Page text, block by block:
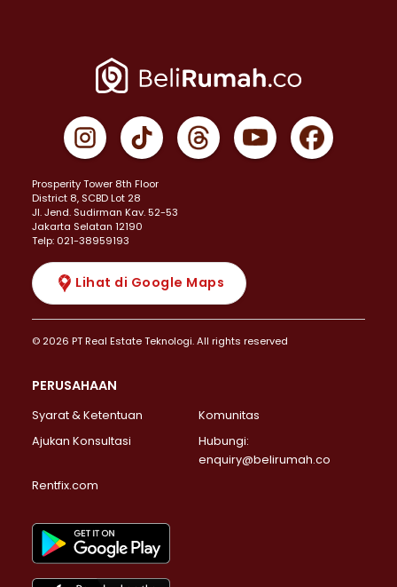
Prosperity Tower 8th Floor
District 8, SCBD Lot 28
JI. Jend. Sudirman Kav. 52-53
Jakarta Selatan 12190
Telp: 021-38959193
Lihat di Google Maps
© 2026 PT Real Estate Teknologi. All rights reserved
PERUSAHAAN
Syarat & Ketentuan
Komunitas
Ajukan Konsultasi
Hubungi:
enquiry@belirumah.co
Rentfix.com